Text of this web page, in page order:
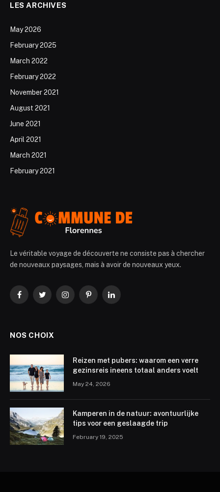
LES ARCHIVES
May 2026
February 2025
March 2022
February 2022
November 2021
August 2021
June 2021
April 2021
March 2021
February 2021
Le véritable voyage de découverte ne consiste pas à chercher
de nouveaux paysages, mais à avoir de nouveaux yeux.
FacebookTwitterInstagramPinterestLinkedIn
NOS CHOIX
Reizen met pubers: waarom een verre
gezinsreis ineens totaal anders voelt
May 24, 2026
Kamperen in de natuur: avontuurlijke
tips voor een geslaagde trip
February 19, 2025